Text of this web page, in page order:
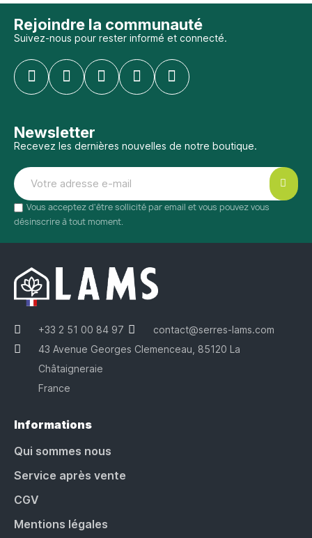
Rejoindre la communauté
Suivez-nous pour rester informé et connecté.
Newsletter
Recevez les dernières nouvelles de notre boutique.
Vous acceptez d'être sollicité par email et vous pouvez vous
désinscrire à tout moment.
+33 2 51 00 84 97
contact@serres-lams.com
43 Avenue Georges Clemenceau, 85120 La
Châtaigneraie
France
Informations
Qui sommes nous
Service après vente
CGV
Mentions légales